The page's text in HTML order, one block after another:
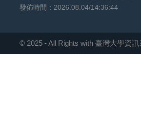
發佈時間：2026.08.04/14:36:44
© 2025 - All Rights with 臺灣大學資